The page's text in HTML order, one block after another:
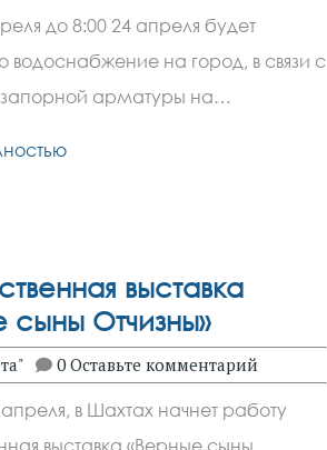
до 8:00 24 апреля будет
водоснабжение на город, в связи с
запорной арматуры на…
выставка
сыны Отчизны»
0 Оставьте комментарий
в Шахтах начнет работу
выставка «Верные сыны